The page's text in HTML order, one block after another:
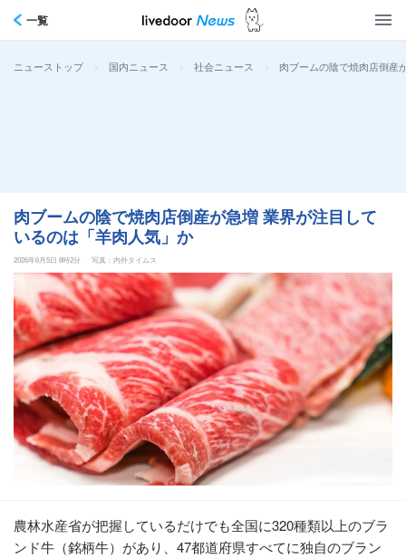
一覧
ニューストップ > 国内ニュース > 社会ニュース > 肉ブームの陰で焼肉店倒産
肉ブームの陰で焼肉店倒産が急増 業界が注目して
いるのは「羊肉人気」か
2026年6月5日 8時2分 写真：内外タイムス
農林水産省が把握しているだけでも全国に320種類以上のブラ
ンド牛（銘柄牛）があり、47都道府県すべてに独自のブラン